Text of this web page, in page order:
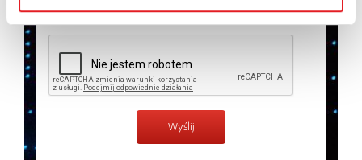
Zapoznałem z treściąPolityki Prywatności*